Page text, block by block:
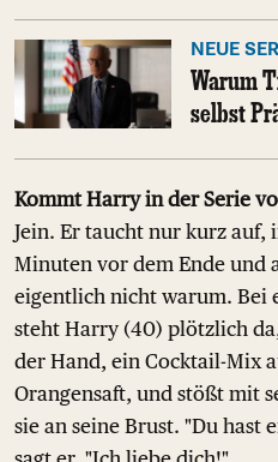
NEUE
Warum
selbst
Kommt Harry in der Serie
Jein. Er taucht nur kurz auf,
Minuten vor dem Ende und
eigentlich nicht warum. Bei
steht Harry (40) plötzlich
der Hand, ein Cocktail-Mix
Orangensaft, und stößt mit
sie an seine Brust. "Du hast